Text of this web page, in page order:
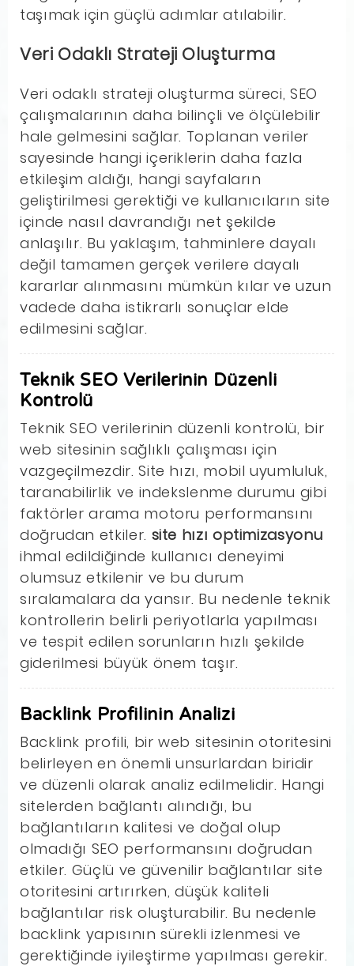
taşımak için güçlü adımlar atılabilir.
Veri Odaklı Strateji Oluşturma
Veri odaklı strateji oluşturma süreci, SEO
çalışmalarının daha bilinçli ve ölçülebilir
hale gelmesini sağlar. Toplanan veriler
sayesinde hangi içeriklerin daha fazla
etkileşim aldığı, hangi sayfaların
geliştirilmesi gerektiği ve kullanıcıların site
içinde nasıl davrandığı net şekilde
anlaşılır. Bu yaklaşım, tahminlere dayalı
değil tamamen gerçek verilere dayalı
kararlar alınmasını mümkün kılar ve uzun
vadede daha istikrarlı sonuçlar elde
edilmesini sağlar.
Teknik SEO Verilerinin Düzenli
Kontrolü
Teknik SEO verilerinin düzenli kontrolü, bir
web sitesinin sağlıklı çalışması için
vazgeçilmezdir. Site hızı, mobil uyumluluk,
taranabilirlik ve indekslenme durumu gibi
faktörler arama motoru performansını
doğrudan etkiler. site hızı optimizasyonu
ihmal edildiğinde kullanıcı deneyimi
olumsuz etkilenir ve bu durum
sıralamalara da yansır. Bu nedenle teknik
kontrollerin belirli periyotlarla yapılması
ve tespit edilen sorunların hızlı şekilde
giderilmesi büyük önem taşır.
Backlink Profilinin Analizi
Backlink profili, bir web sitesinin otoritesini
belirleyen en önemli unsurlardan biridir
ve düzenli olarak analiz edilmelidir. Hangi
sitelerden bağlantı alındığı, bu
bağlantıların kalitesi ve doğal olup
olmadığı SEO performansını doğrudan
etkiler. Güçlü ve güvenilir bağlantılar site
otoritesini artırırken, düşük kaliteli
bağlantılar risk oluşturabilir. Bu nedenle
backlink yapısının sürekli izlenmesi ve
gerektiğinde iyileştirme yapılması gerekir.